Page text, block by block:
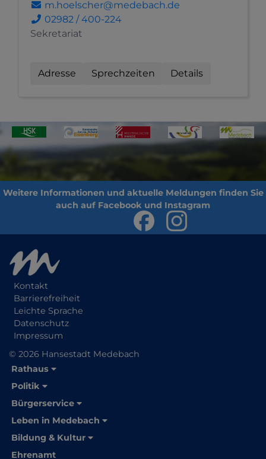
m.hoelscher@medebach.de
02982 / 400-224
Sekretariat
Adresse Sprechzeiten Details
Kontakt
Barrierefreiheit
Leichte Sprache
Datenschutz
Impressum
© 2026 Hansestadt Medebach
Rathaus
Politik
Bürgerservice
Leben in Medebach
Bildung & Kultur
Ehrenamt